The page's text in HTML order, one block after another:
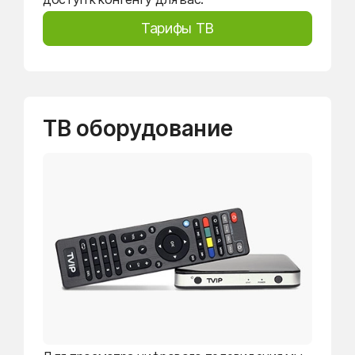
Тарифы ТВ
ТВ оборудование